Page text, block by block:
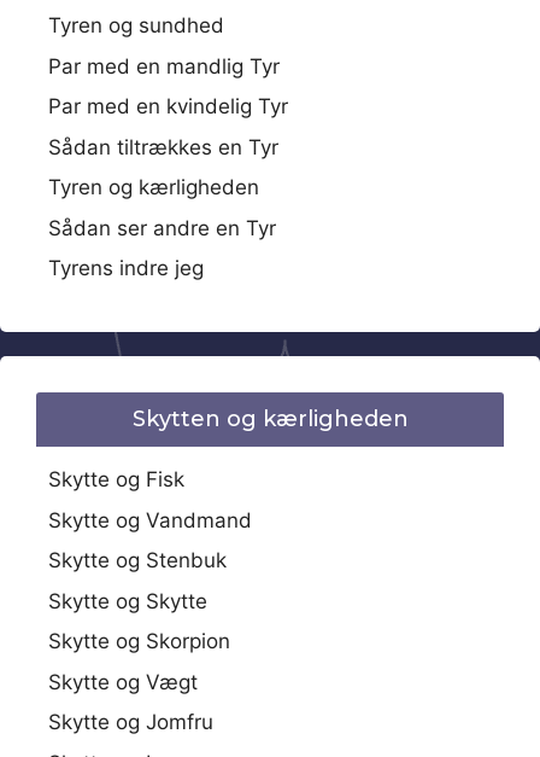
Tyren og sundhed
Par med en mandlig Tyr
Par med en kvindelig Tyr
Sådan tiltrækkes en Tyr
Tyren og kærligheden
Sådan ser andre en Tyr
Tyrens indre jeg
Skytten og kærligheden
Skytte og Fisk
Skytte og Vandmand
Skytte og Stenbuk
Skytte og Skytte
Skytte og Skorpion
Skytte og Vægt
Skytte og Jomfru